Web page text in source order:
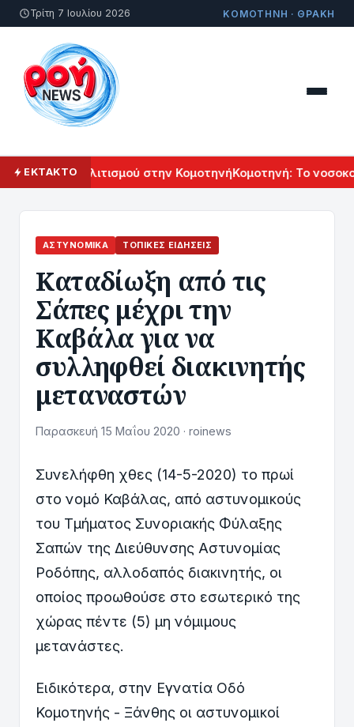
Τρίτη 7 Ιουλίου 2026 ΚΟΜΟΤΗΝΗ · ΘΡΑΚΗ
ΕΚΤΑΚΤΟΠολιτισμού στην ΚομοτηνήΚομοτηνή: Το
ΑΣΤΥΝΟΜΙΚΆ ΤΟΠΙΚΈΣ ΕΙΔΉΣΕΙΣ
Καταδίωξη από τις
Σάπες μέχρι την
Καβάλα για να
συλληφθεί διακινητής
μεταναστών
Παρασκευή 15 Μαΐου 2020 · roinews
Συνελήφθη χθες (14-5-2020) το πρωί
στο νομό Καβάλας, από αστυνομικούς
του Τμήματος Συνοριακής Φύλαξης
Σαπών της Διεύθυνσης Αστυνομίας
Ροδόπης, αλλοδαπός διακινητής, οι
οποίος προωθούσε στο εσωτερικό της
χώρας πέντε (5) μη νόμιμους
μετανάστες.
Ειδικότερα, στην Εγνατία Οδό
Κομοτηνής - Ξάνθης οι αστυνομικοί